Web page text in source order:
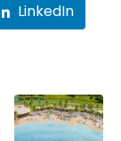
LinkedIn